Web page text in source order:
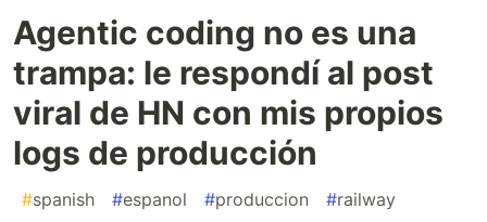
Agentic coding no es una
trampa: le respondí al post
viral de HN con mis propios
logs de producción
#spanish #espanol #produccion #railway